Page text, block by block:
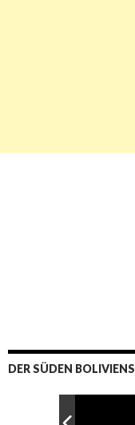
DER SÜDEN BOLIVIENS